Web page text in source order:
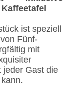
ist speziell
Fünf-
mit
jeder Gast die